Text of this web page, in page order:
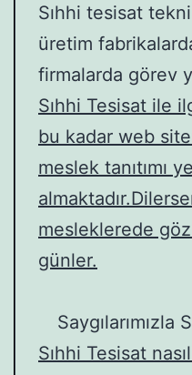
Sıhhi tesisat
üretim
firmalarda görev
Sıhhi Tesisat ile
bu kadar web
meslek tanıtımı
mesleklerede
günler.
Sıhhi Tesisat